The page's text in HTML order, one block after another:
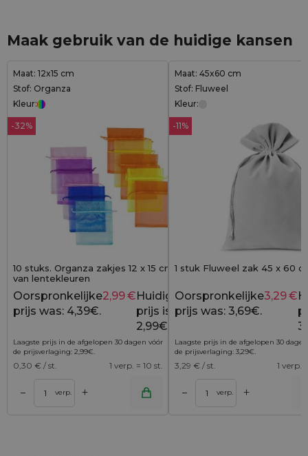
Maak gebruik van de huidige kansen
Maat: 12x15 cm
Stof: Organza
Kleur:
-32%
10 stuks. Organza zakjes 12 x 15 cm - mix
van lentekleuren
4,39 €
Oorspronkelijke
prijs was: 4,39€.
2,99€Huidige
prijs is:
2,99€.
Laagste prijs in de afgelopen 30 dagen vóór
de prijsverlaging: 2,99€
0,30 € / st. 1 verp. = 10 st.
– verp. +
Maat: 45x60 cm
Stof: Fluweel
Kleur:
-11%
1 stuk Fluweel zak 45 x 60
Oorspronkelijke
prijs was: 3,69€.
3,29€
Laagste prijs in de afgelopen 30
de prijsverlaging: 3,29€
3,29 € / st. 1 verp.
– verp. +
Toevoegen aan winkelwagen Toevoegen aan